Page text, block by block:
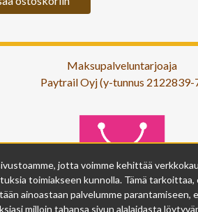
Maksupalveluntarjoaja
Paytrail Oyj (y-tunnus 2122839-
jotta voimme kehittää
toimiakseen kunnolla. Tämä
ainoastaan palvelumme
milloin tahansa sivun alalaidasta